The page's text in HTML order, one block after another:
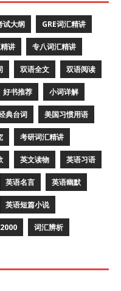
试大纲 GRE词汇精讲
讲 专八词汇精讲
双语全文 双语阅读
好书推荐 小词详解
典台词 美国习惯用语
考研词汇精讲
英文读物 英语习语
英语名言 英语幽默
英语短篇小说
词汇辨析